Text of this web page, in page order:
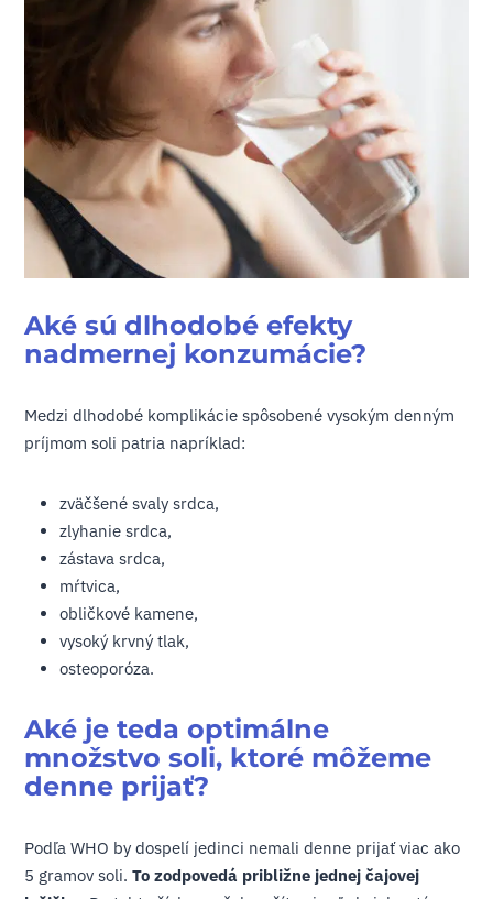
Aké sú dlhodobé efekty
nadmernej konzumácie?
Medzi dlhodobé komplikácie spôsobené vysokým denným
príjmom soli patria napríklad:
zväčšené svaly srdca,
zlyhanie srdca,
zástava srdca,
mŕtvica,
obličkové kamene,
vysoký krvný tlak,
osteoporóza.
Aké je teda optimálne
množstvo soli, ktoré môžeme
denne prijať?
Podľa WHO by dospelí jedinci nemali denne prijať viac ako
5 gramov soli. To zodpovedá približne jednej čajovej